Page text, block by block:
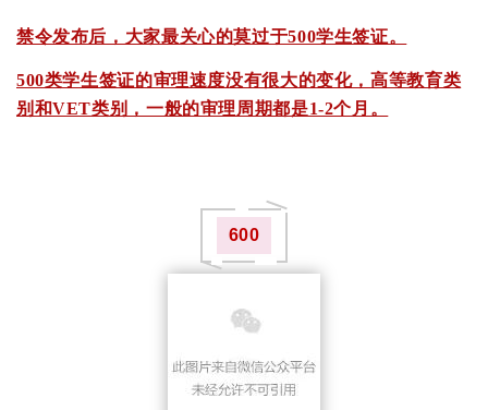
禁令发布后，大家最关心的莫过于500学生签证。
500类学生签证的审理速度没有很大的变化，高等教育类
别和VET类别，一般的审理周期都是1-2个月。
600